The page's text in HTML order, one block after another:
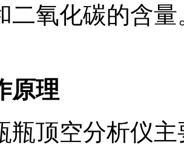
二氧化碳的含
原理
瓶顶空分析仪